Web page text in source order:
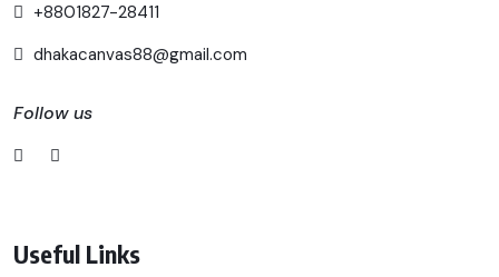
+8801827-28411
dhakacanvas88@gmail.com
Follow us
Useful Links